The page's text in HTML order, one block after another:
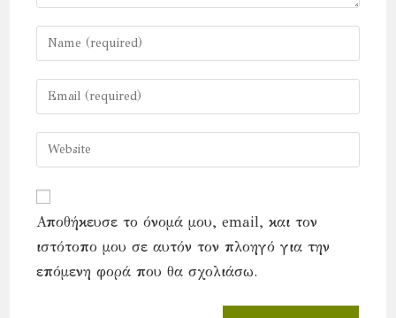
Enter
your
name
or
comment
Enter
your
email
address
comment
Enter
your
website
URL
(optional)
Αποθήκευσε το όνομά μου, email, και τον
ιστότοπο μου σε αυτόν τον πλοηγό για την
επόμενη φορά που θα σχολιάσω.